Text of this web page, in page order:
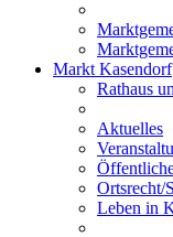
Markt Kasendorf
Rathaus
Aktuelles
Ortsrecht/
Leben in